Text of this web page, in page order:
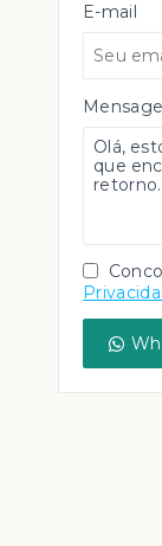
E-mail